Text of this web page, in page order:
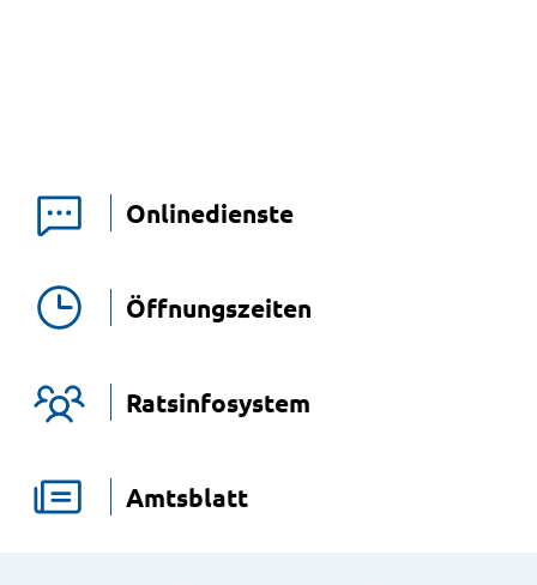
Onlinedienste
Öffnungszeiten
Ratsinfosystem
Amtsblatt